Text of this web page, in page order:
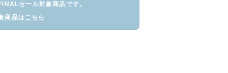
セール対象商品です。
商品はこちら